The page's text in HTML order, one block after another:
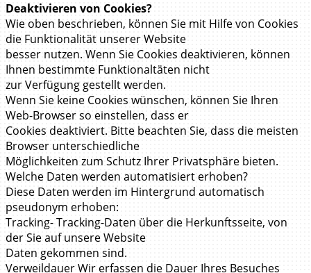
Deaktivieren von Cookies?
Wie oben beschrieben, können Sie mit Hilfe von Cookies
die Funktionalität unserer Website
besser nutzen. Wenn Sie Cookies deaktivieren, können
Ihnen bestimmte Funktionaltäten nicht
zur Verfügung gestellt werden.
Wenn Sie keine Cookies wünschen, können Sie Ihren
Web-Browser so einstellen, dass er
Cookies deaktiviert. Bitte beachten Sie, dass die meisten
Browser unterschiedliche
Möglichkeiten zum Schutz Ihrer Privatsphäre bieten.
Welche Daten werden automatisiert erhoben?
Diese Daten werden im Hintergrund automatisch
pseudonym erhoben:
Tracking- Tracking-Daten über die Herkunftsseite, von
der Sie auf unsere Website
Daten gekommen sind.
Verweildauer Wir erfassen die Dauer Ihres Besuches